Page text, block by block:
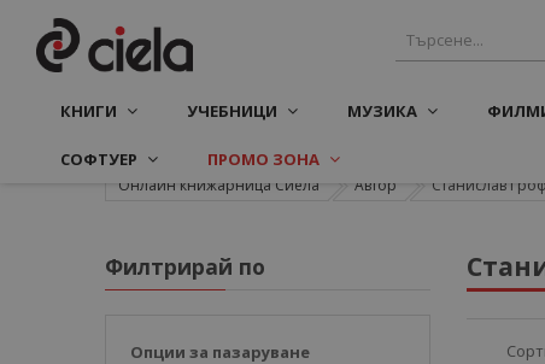
КНИГИ УЧЕБНИЦИ МУЗИКА
СОФТУЕР ПРОМО ЗОНА
Онлайн книжарница Сиела Автор Станислав Гроф
Филтрирай по
Опции за пазаруване